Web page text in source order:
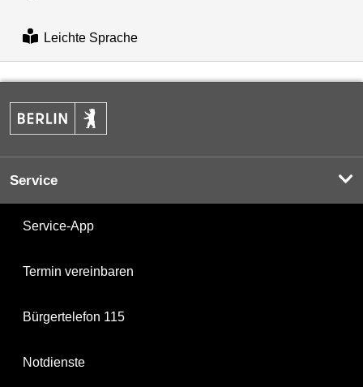
Leichte Sprache
Service
Service-App
Termin vereinbaren
Bürgertelefon 115
Notdienste